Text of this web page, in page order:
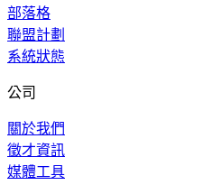
部落格
聯盟計劃
系統狀態
公司
關於我們
徵才資訊
媒體工具